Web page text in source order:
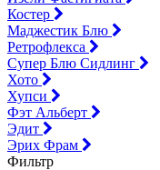
Костер
Маджестик Блю
Ретрофлекса
Супер Блю Сидлинг
Хото
Хупси
Фэт Альберт
Эдит
Эрих Фрам
Фильтр